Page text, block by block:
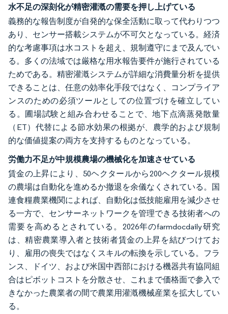
水不足の深刻化が精密灌漑の需要を押し上げている
義務的な報告制度が自発的な保全活動に取って代わりつつ
あり、センサー搭載システムが不可欠となっている。経済
的な考慮事項は水コストを超え、規制遵守にまで及んでい
る。多くの法域では厳格な用水報告要件が施行されている
ためである。精密灌漑システムが詳細な消費量分析を提供
できることは、任意の効率化手段ではなく、コンプライア
ンスのための必須ツールとしての位置づけを確立してい
る。圃場試験と組み合わせることで、地下点滴蒸発散量
（ET）代替による節水効果の根拠が、農学的および規制
的な価値提案の両方を支持するものとなっている。
労働力不足が中規模農場の機械化を加速させている
賃金の上昇により、50ヘクタールから200ヘクタール規模
の農場は自動化を進めるか撤退を余儀なくされている。国
連食糧農業機関によれば、自動化は低技能雇用を減少させ
る一方で、センサーネットワークを管理できる技術者への
需要を高めるとされている。2026年のfarmdocdaily研究
は、精密農業導入者と技術者賃金の上昇を結びつけてお
り、雇用の喪失ではなくスキルの転換を示している。フラ
ンス、ドイツ、および米国中西部における機器共有協同組
合はピボットコストを分散させ、これまで価格面で参入で
きなかった農業者の間で農業用灌漑機械産業を拡大してい
る。